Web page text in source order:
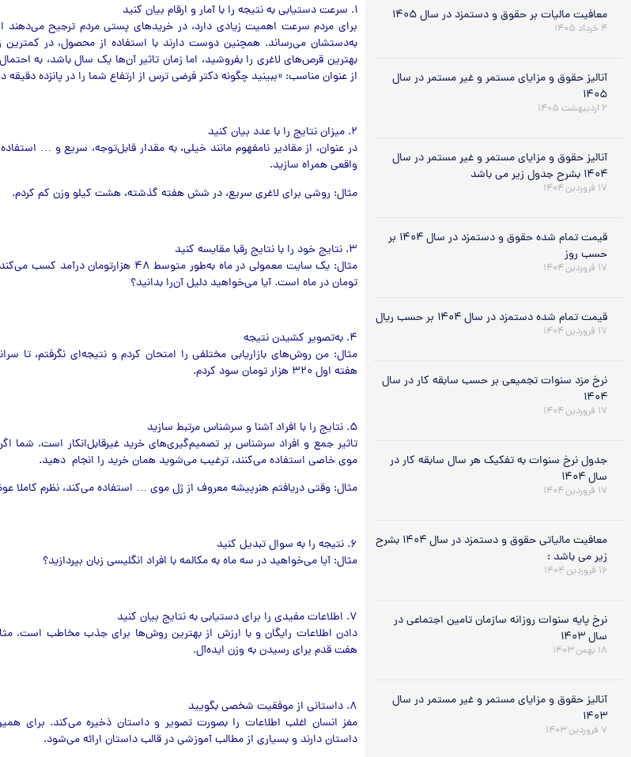
معافیت مالیات بر حقوق و دستمزد در سال ۱۴۰۵
۴ خرداد ۱۴۰۵
آنالیز حقوق و مزایای مستمر و غیر مستمر در سال
۱۴۰۵
۲ اردیبهشت ۱۴۰۵
آنالیز حقوق و مزایای مستمر و غیر مستمر در سال
۱۴۰۴ بشرح جدول زیر می باشد
۱۷ فروردین ۱۴۰۴
قیمت تمام شده حقوق و دستمزد در سال ۱۴۰۴ بر
حسب روز
۱۷ فروردین ۱۴۰۴
قیمت تمام شده دستمزد در سال ۱۴۰۴ بر حسب ریال
۱۷ فروردین ۱۴۰۴
نرخ مزد سنوات تجمیعی بر حسب سابقه کار در سال
۱۴۰۴
۱۷ فروردین ۱۴۰۴
جدول نرخ سنوات به تفکیک هر سال سابقه کار در
سال ۱۴۰۴
۱۷ فروردین ۱۴۰۴
معافیت مالیاتی حقوق و دستمزد در سال ۱۴۰۴ بشرح
زیر می باشد :
۱۶ فروردین ۱۴۰۴
نرخ پایه سنوات روزانه سازمان تامین اجتماعی در
سال ۱۴۰۳
۱۸ بهمن ۱۴۰۳
آنالیز حقوق و مزایای مستمر و غیر مستمر در سال
۱۴۰۳
۷ فروردین ۱۴۰۳
۱. سرعت دستیابی به نتیجه را با آمار و ارقام بیان کنید
برای مردم سرعت اهمیت زیادی دارد، در خریدهای پستی مردم ترجیح مي‌دهند از
به‌دستشان مي‌رساند. همچنین دوست دارند با استفاده از محصول، در کمترین
بهترین قرص‌های لاغری را بفروشید، اما زمان تاثیر آن‌ها یک سال باشد، به
از عنوان مناسب: «ببینید چگونه دکتر فرضی ترس از ارتفاع شما را در پانزده دقیقه
۲. میزان نتایج را با عدد بیان کنید
در عنوان، از مقادیر نامفهوم مانند خیلی، به مقدار قابل‌توجه، سریع و …
واقعی همراه سازید.
مثال: روشی برای لاغری سریع، در شش هفته گذشته، هشت کیلو وزن کم کردم.
۳. نتایج خود را با نتایج رقبا مقایسه کنید
تومان در ماه است. آیا مي‌خواهید دلیل آن‌را بدانید؟
۴. به‌تصویر کشیدن نتیجه
مثال: من روش‌های بازاریابی مختلفی را امتحان کردم و نتیجه‌ای نگرفتم، تا
هفته اول ۳۲۰ هزار تومان سود کردم.
۵. نتایج را با افراد آشنا و سرشناس مرتبط سازید
تاثیر جمع و افراد سرشناس بر تصمیم‌گیری‌های خرید غیرقابل‌انکار است. شما
موی خاصی استفاده می‌کنند، ترغیب می‌شوید همان خرید را انجام دهید.
مثال: وقتی دریافتم هنرپیشه معروف از ژل موی … استفاده مي‌کند، نظرم کاملا
۶. نتیجه را به سوال تبدیل کنید
مثال: آیا مي‌خواهید در سه ماه به مکالمه با افراد انگلیسی زبان بپردازید؟
۷. اطلاعات مفیدی را برای دستیابی به نتایج بیان کنید
دادن اطلاعات رایگان و با ارزش از بهترین روش‌ها برای جذب مخاطب است.
هفت قدم برای رسیدن به وزن ایده‌آل.
۸. داستانی از موفقیت شخصی بگویید
مغز انسان اغلب اطلاعات را بصورت تصویر و داستان ذخیره می‌کند. برای
داستان دارند و بسیاری از مطالب آموزشی در قالب داستان ارائه می‌شود.